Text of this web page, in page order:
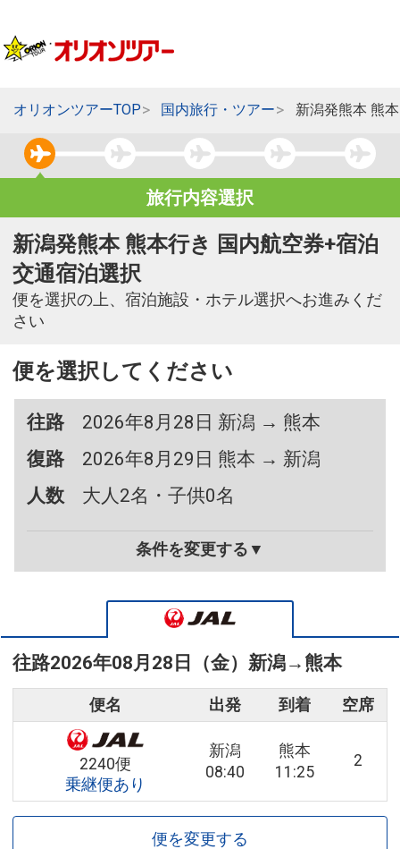
オリオンツアーTOP 国内旅行・ツアー 新潟発熊本 熊
旅行内容選択
新潟発熊本 熊本行き 国内航空券+宿泊
交通宿泊選択
便を選択の上、宿泊施設・ホテル選択へお進みくだ
さい
便を選択してください
往路
2026年8月28日 新潟 → 熊本
復路
2026年8月29日 熊本 → 新潟
人数
大人2名・子供0名
条件を変更する▼
往路2026年08月28日（金） 新潟→ 熊本
便名 出発 到着 空席
2240便
乗継便あり
新潟
08:40
熊本
11:25
2
便を変更する